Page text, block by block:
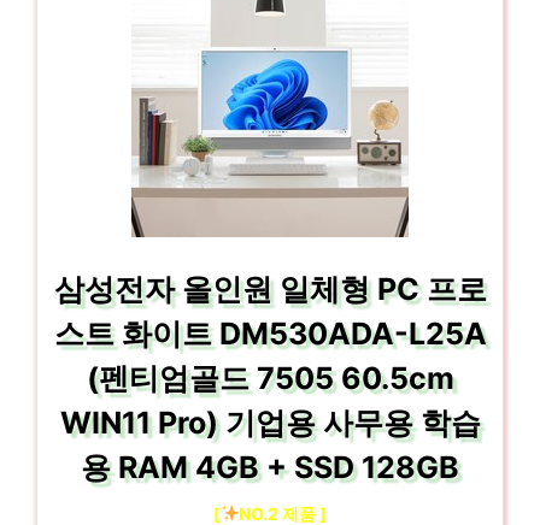
삼성전자 올인원 일체형 PC 프로
스트 화이트 DM530ADA-L25A
(펜티엄골드 7505 60.5cm
WIN11 Pro) 기업용 사무용 학습
용 RAM 4GB + SSD 128GB
[ NO.2 제품 ]